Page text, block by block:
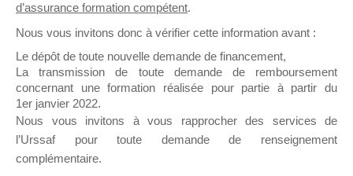
sur lequel il est possible de laisser un message
ou poser une question.
NB : Il est nécessaire d’êtreinscrit(e)pour
pouvoir rejoindre ce groupe
d’assurance formation compétent.
Nous vous invitons donc à vérifier cette information avant :
Le dépôt de toute nouvelle demande de financement,
La transmission de toute demande de remboursement
concernant une formation réalisée pour partie à partir du
1er janvier 2022.
Nous vous invitons à vous rapprocher des services de
l’Urssaf pour toute demande de renseignement
complémentaire.